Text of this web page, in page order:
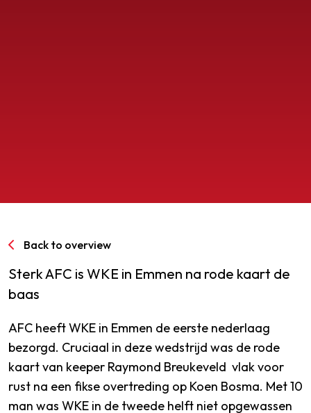
Back to overview
Sterk AFC is WKE in Emmen na rode kaart de
baas
AFC heeft WKE in Emmen de eerste nederlaag
bezorgd. Cruciaal in deze wedstrijd was de rode
kaart van keeper Raymond Breukeveld vlak voor
rust na een fikse overtreding op Koen Bosma. Met 10
man was WKE in de tweede helft niet opgewassen